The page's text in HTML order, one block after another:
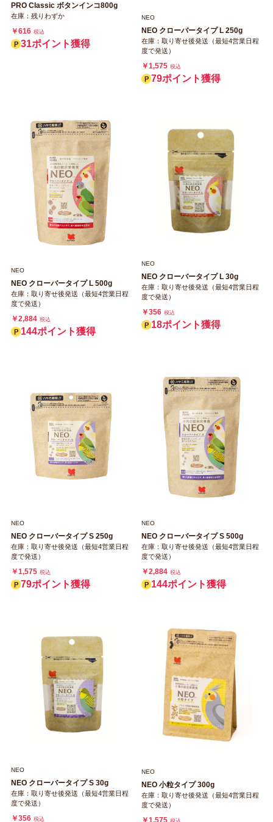
PRO Classic ボタンインコ800g
在庫：残りわずか
￥616 税込
31ポイント獲得
NEO
NEO クローバータイプ L 250g
在庫：取り寄せ後発送（最短4営業日程
度で発送）
￥1,575 税込
79ポイント獲得
NEO
NEO クローバータイプ L 500g
在庫：取り寄せ後発送（最短4営業日程
度で発送）
￥2,884 税込
144ポイント獲得
NEO
NEO クローバータイプ L 30g
在庫：取り寄せ後発送（最短4営業日程
度で発送）
￥356 税込
18ポイント獲得
NEO
NEO クローバータイプ S 250g
在庫：取り寄せ後発送（最短4営業日程
度で発送）
￥1,575 税込
79ポイント獲得
NEO
NEO クローバータイプ S 500g
在庫：取り寄せ後発送（最短4営業日程
度で発送）
￥2,884 税込
144ポイント獲得
NEO
NEO クローバータイプ S 30g
在庫：取り寄せ後発送（最短4営業日程
度で発送）
￥356 税込
NEO
NEO 小粒タイプ 300g
在庫：取り寄せ後発送（最短4営業日程
度で発送）